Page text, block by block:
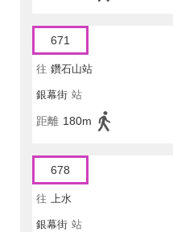
671
往 鑽石山站
銀幕街 站
距離 180m
678
往 上水
銀幕街 站